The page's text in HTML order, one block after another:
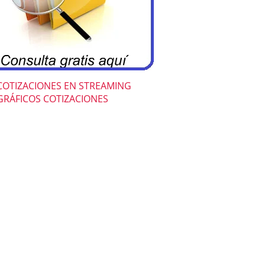
EN STREAMING
COTIZACIONES